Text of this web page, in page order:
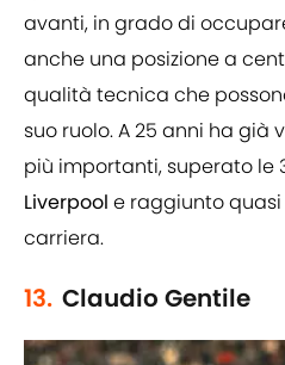
avanti, in grado di
anche una posizione a
qualità tecnica che
suo ruolo. A 25 anni ha
più importanti, superato le
Liverpool e raggiunto quasi
carriera.
13. Claudio Gentile